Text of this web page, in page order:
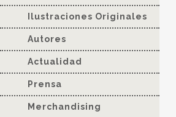
Ilustraciones Originales
Autores
Actualidad
Prensa
Merchandising